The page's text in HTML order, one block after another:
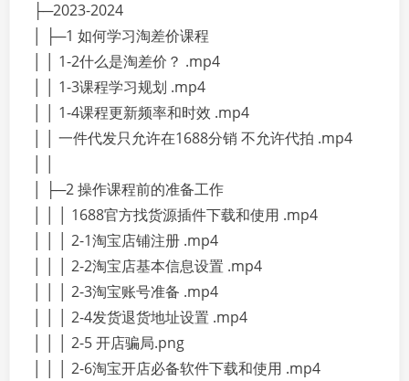
├─2023-2024
│ ├─1 如何学习淘差价课程
│ │ 1-2什么是淘差价？ .mp4
│ │ 1-3课程学习规划 .mp4
│ │ 1-4课程更新频率和时效 .mp4
│ │ 一件代发只允许在1688分销 不允许代拍 .mp4
│ ├─2 操作课程前的准备工作
│ │ │ 1688官方找货源插件下载和使用 .mp4
│ │ │ 2-1淘宝店铺注册 .mp4
│ │ │ 2-2淘宝店基本信息设置 .mp4
│ │ │ 2-3淘宝账号准备 .mp4
│ │ │ 2-4发货退货地址设置 .mp4
│ │ │ 2-5 开店骗局.png
│ │ │ 2-6淘宝开店必备软件下载和使用 .mp4